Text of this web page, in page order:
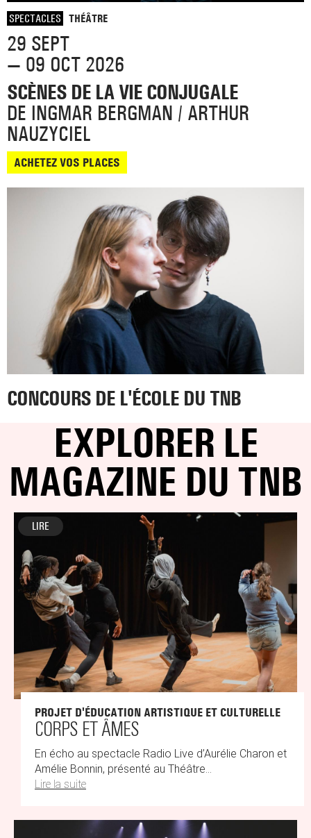
SPECTACLES THÉÂTRE
29 SEPT
— 09 OCT 2026
SCÈNES DE LA VIE CONJUGALE
DE INGMAR BERGMAN / ARTHUR
NAUZYCIEL
ACHETEZ VOS PLACES
CONCOURS DE L'ÉCOLE DU TNB
EXPLORER LE
MAGAZINE DU TNB
LIRE
PROJET D'ÉDUCATION ARTISTIQUE ET CULTURELLE
CORPS ET ÂMES
En écho au spectacle Radio Live d’Aurélie Charon et
Amélie Bonnin, présenté au Théâtre...
Lire la suite